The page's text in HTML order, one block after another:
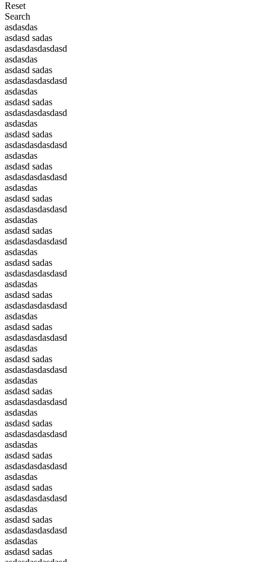
Reset
Search
asdasdas
asdasd sadas
asdasdasdasdasd
asdasdas
asdasd sadas
asdasdasdasdasd
asdasdas
asdasd sadas
asdasdasdasdasd
asdasdas
asdasd sadas
asdasdasdasdasd
asdasdas
asdasd sadas
asdasdasdasdasd
asdasdas
asdasd sadas
asdasdasdasdasd
asdasdas
asdasd sadas
asdasdasdasdasd
asdasdas
asdasd sadas
asdasdasdasdasd
asdasdas
asdasd sadas
asdasdasdasdasd
asdasdas
asdasd sadas
asdasdasdasdasd
asdasdas
asdasd sadas
asdasdasdasdasd
asdasdas
asdasd sadas
asdasdasdasdasd
asdasdas
asdasd sadas
asdasdasdasdasd
asdasdas
asdasd sadas
asdasdasdasdasd
asdasdas
asdasd sadas
asdasdasdasdasd
asdasdas
asdasd sadas
asdasdasdasdasd
asdasdas
asdasd sadas